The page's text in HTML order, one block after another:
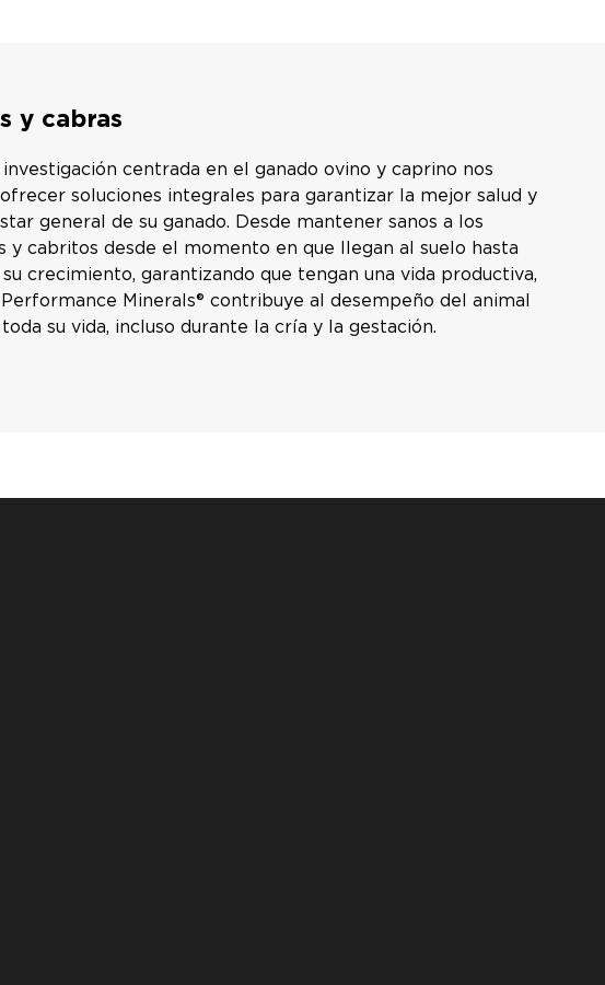
y cabras
centrada en el ganado ovino y caprino nos
soluciones integrales para garantizar la mejor salud y
general de su ganado. Desde mantener sanos a los
y cabritos desde el momento en que llegan al suelo hasta
crecimiento, garantizando que tengan una vida productiva,
Minerals® contribuye al desempeño del animal
su vida, incluso durante la cría y la gestación.